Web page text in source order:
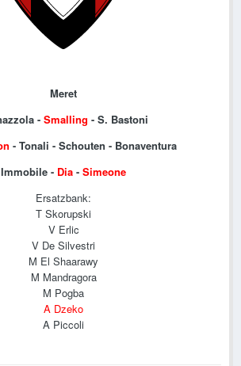
Meret
- Smalling - S. Bastoni
- Tonali - Schouten - Bonaventura
Immobile - Dia - Simeone
Ersatzbank:
T Skorupski
V Erlic
V De Silvestri
M El Shaarawy
M Mandragora
M Pogba
A Dzeko
A Piccoli